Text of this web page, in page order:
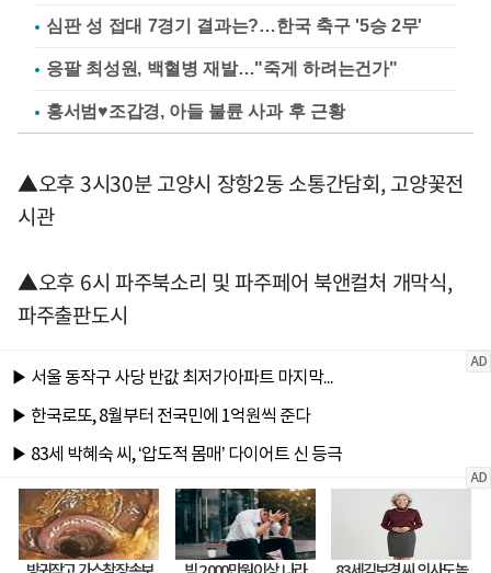
심판 성 접대 7경기 결과는?…한국 축구 '5승 2무'
응팔 최성원, 백혈병 재발…"죽게 하려는건가"
홍서범♥조갑경, 아들 불륜 사과 후 근황
▲오후 3시30분 고양시 장항2동 소통간담회, 고양꽃전
시관
▲오후 6시 파주북소리 및 파주페어 북앤컬처 개막식,
파주출판도시